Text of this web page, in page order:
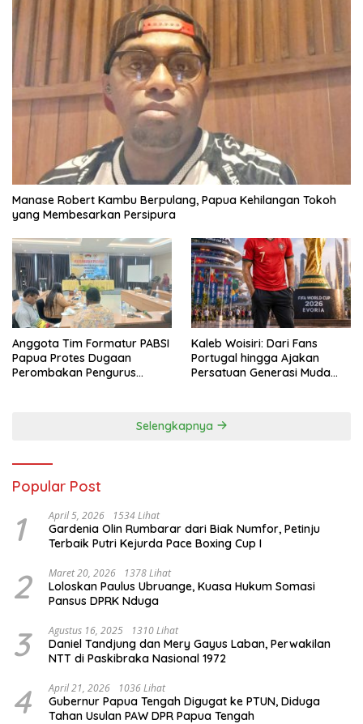
Manase Robert Kambu Berpulang, Papua Kehilangan Tokoh
yang Membesarkan Persipura
Anggota Tim Formatur PABSI
Papua Protes Dugaan
Perombakan Pengurus
Kaleb Woisiri: Dari Fans
Portugal hingga Ajakan
Persatuan Generasi Muda
Selengkapnya
Popular Post
1 April 5, 2026 1534 Lihat
Gardenia Olin Rumbarar dari Biak Numfor, Petinju
Terbaik Putri Kejurda Pace Boxing Cup I
2 Maret 20, 2026 1378 Lihat
Loloskan Paulus Ubruange, Kuasa Hukum Somasi
Pansus DPRK Nduga
3 Agustus 16, 2025 1310 Lihat
Daniel Tandjung dan Mery Gayus Laban, Perwakilan
NTT di Paskibraka Nasional 1972
4 April 21, 2026 1036 Lihat
Gubernur Papua Tengah Digugat ke PTUN, Diduga
Tahan Usulan PAW DPR Papua Tengah